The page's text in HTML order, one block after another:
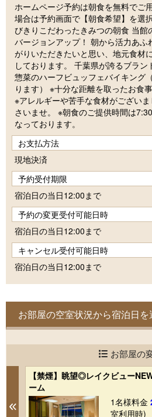
ホームページ予約は朝食を無料でご
場合は予約画面で【朝食希望】を選
びきりこだわったきみつの朝食 当館
バージョンアップ！ 朝から活力あ
がりいただきたいと思い、地元食材
しております。 千葉県が誇るブラ
惣菜のハーフビュッフェバイキング
ります） ※十分な距離を取ったお食
※アレルギーや苦手な食材がござい
さいませ。 ※朝食のご提供時間は
なっております。
お支払方法
現地決済
予約受付期限
宿泊日の当日12:00まで
予約の変更受付可能日時
宿泊日の当日12:00まで
キャンセル受付可能日時
宿泊日の当日12:00まで
お部屋の空室状況から宿泊日を
お部屋の
Previous
【禁煙】眺望◎レイクビュー
ーム
1名様料金
室利用時)